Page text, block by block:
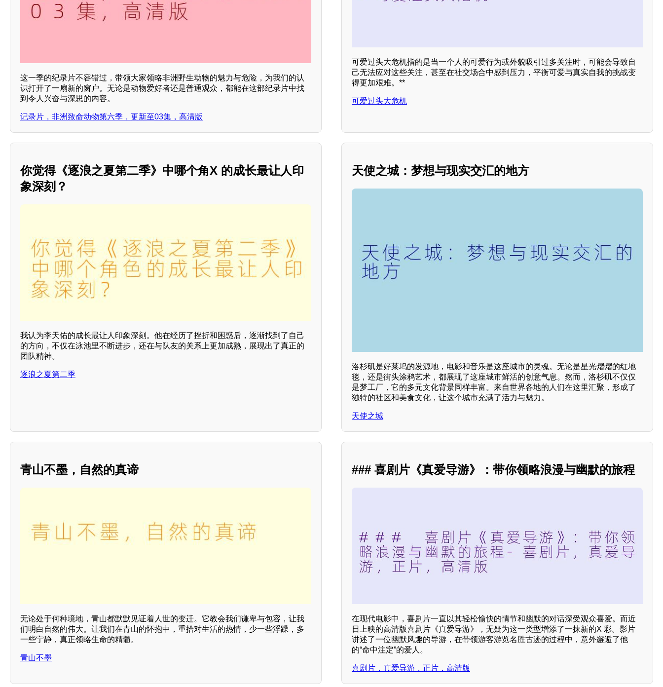
这一季的纪录片不容错过，带领大家领略非洲野生动物的魅力与危险，为我们的认
识打开了一扇新的窗户。无论是动物爱好者还是普通观众，都能在这部纪录片中找
到令人兴奋与深思的内容。
记录片，非洲致命动物第六季，更新至03集，高清版
可爱过头大危机指的是当一个人的可爱行为或外貌吸引过多关注时，可能会导致自
己无法应对这些关注，甚至在社交场合中感到压力，平衡可爱与真实自我的挑战变
得更加艰难。**
可爱过头大危机
你觉得《逐浪之夏第二季》中哪个角X 的成长最让人印
象深刻？
我认为李天佑的成长最让人印象深刻。他在经历了挫折和困惑后，逐渐找到了自己
的方向，不仅在泳池里不断进步，还在与队友的关系上更加成熟，展现出了真正的
团队精神。
逐浪之夏第二季
天使之城：梦想与现实交汇的地方
洛杉矶是好莱坞的发源地，电影和音乐是这座城市的灵魂。无论是星光熠熠的红地
毯，还是街头涂鸦艺术，都展现了这座城市鲜活的创意气息。然而，洛杉矶不仅仅
是梦工厂，它的多元文化背景同样丰富。来自世界各地的人们在这里汇聚，形成了
独特的社区和美食文化，让这个城市充满了活力与魅力。
天使之城
青山不墨，自然的真谛
无论处于何种境地，青山都默默见证着人世的变迁。它教会我们谦卑与包容，让我
们明白自然的伟大。让我们在青山的怀抱中，重拾对生活的热情，少一些浮躁，多
一些宁静，真正领略生命的精髓。
青山不墨
### 喜剧片《真爱导游》：带你领略浪漫与幽默的旅程
在现代电影中，喜剧片一直以其轻松愉快的情节和幽默的对话深受观众喜爱。而近
日上映的高清版喜剧片《真爱导游》，无疑为这一类型增添了一抹新的X 彩。影片
讲述了一位幽默风趣的导游，在带领游客游览名胜古迹的过程中，意外邂逅了他
的“命中注定”的爱人。
喜剧片，真爱导游，正片，高清版